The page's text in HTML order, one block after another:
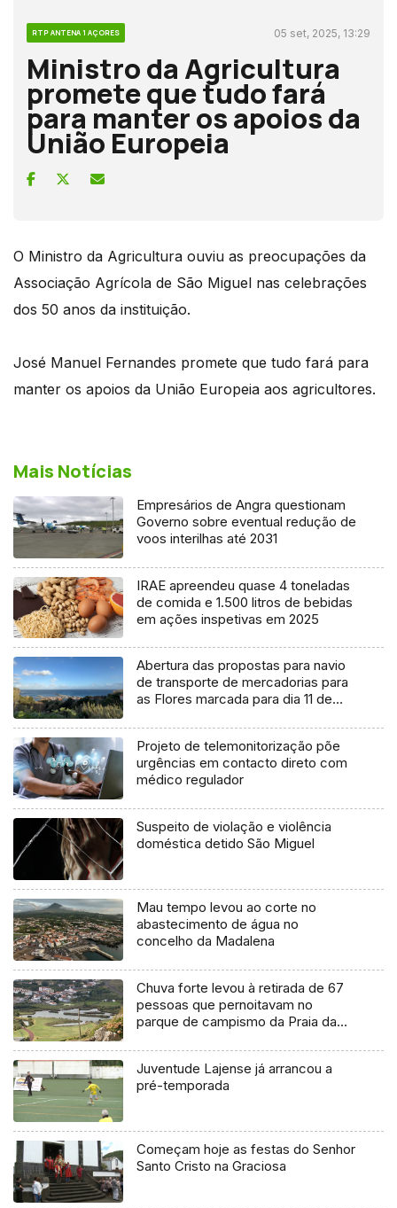
RTP ANTENA 1 AÇORES 05 set, 2025, 13:29
Ministro da Agricultura
promete que tudo fará
para manter os apoios da
União Europeia
O Ministro da Agricultura ouviu as preocupações da
Associação Agrícola de São Miguel nas celebrações
dos 50 anos da instituição.
José Manuel Fernandes promete que tudo fará para
manter os apoios da União Europeia aos agricultores.
Mais Notícias
Empresários de Angra questionam
Governo sobre eventual redução de
voos interilhas até 2031
IRAE apreendeu quase 4 toneladas
de comida e 1.500 litros de bebidas
em ações inspetivas em 2025
Abertura das propostas para navio
de transporte de mercadorias para
as Flores marcada para dia 11 de
Projeto de telemonitorização põe
urgências em contacto direto com
médico regulador
Suspeito de violação e violência
doméstica detido São Miguel
Mau tempo levou ao corte no
abastecimento de água no
concelho da Madalena
Chuva forte levou à retirada de 67
pessoas que pernoitavam no
parque de campismo da Praia da
Juventude Lajense já arrancou a
pré-temporada
Começam hoje as festas do Senhor
Santo Cristo na Graciosa